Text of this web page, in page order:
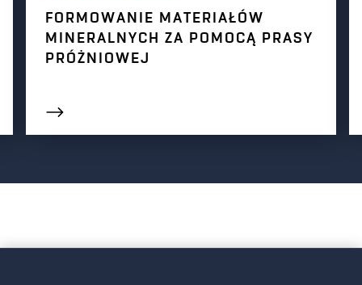
FORMOWANIE MATERIAŁÓW
MINERALNYCH ZA POMOCĄ PRASY
PRÓŻNIOWEJ